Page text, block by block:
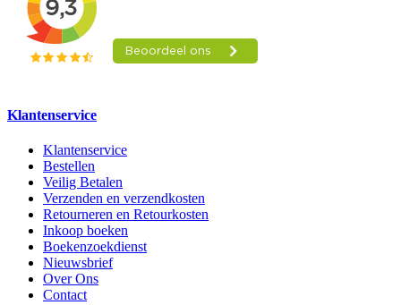
Klantenservice
Klantenservice
Bestellen
Veilig Betalen
Verzenden en verzendkosten
Retourneren en Retourkosten
Inkoop boeken
Boekenzoekdienst
Nieuwsbrief
Over Ons
Contact